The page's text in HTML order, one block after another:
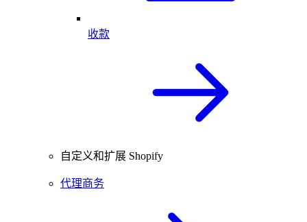
收款
自定义和扩展 Shopify
代理商务